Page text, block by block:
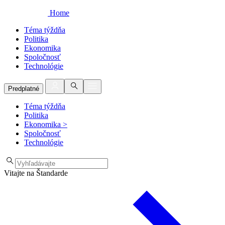
Home
Téma týždňa
Politika
Ekonomika
Spoločnosť
Technológie
Predplatné
Téma týždňa
Politika
Ekonomika >
Spoločnosť
Technológie
Vitajte na Štandarde